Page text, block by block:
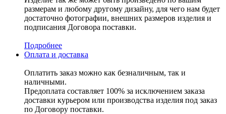
размерам и любому другому дизайну, для чего нам будет
достаточно фотографии, внешних размеров изделия и
подписания Договора поставки.
Подробнее
Оплата и доставка
Оплатить заказ можно как безналичным, так и
наличными.
Предоплата составляет 100% за исключением заказа
доставки курьером или производства изделия под заказ
по Договору поставки.